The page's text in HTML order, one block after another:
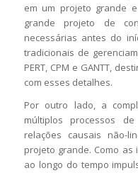
em um projeto grande
grande projeto de
necessárias antes do
tradicionais de
PERT, CPM e GANTT,
com esses detalhes.
Por outro lado, a
múltiplos processos
relações causais não-
projeto grande. Como
ao longo do tempo